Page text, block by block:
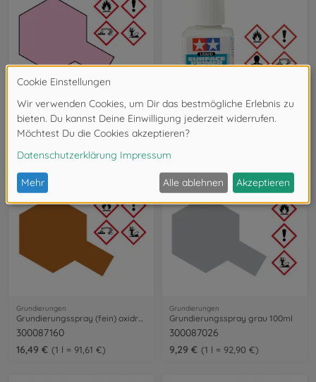
Grundierungen
Grundierungsspray (fein) pink 180ml
300087146
16,99 €
1 l = 94,39 €
Grundierungen
Grundierung flüssig weiss 40ml
300087096
Grundierungen
300087160
16,49 €
1 l = 91,61 €
Grundierungen
Grundierungsspray grau 100ml
300087026
9,29 €
1 l = 92,90 €